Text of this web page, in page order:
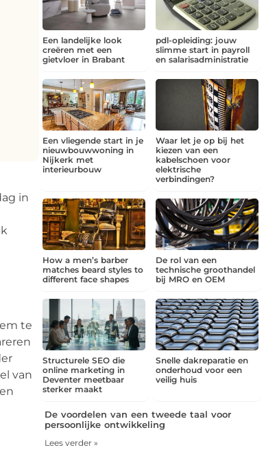
in
te
van
Een landelijke look
creëren met een
gietvloer in Brabant
pdl-opleiding: jouw
slimme start in payroll
en salarisadministratie
Een vliegende start in je
nieuwbouwwoning in
Nijkerk met
interieurbouw
Waar let je op bij het
kiezen van een
kabelschoen voor
elektrische
verbindingen?
How a men’s barber
matches beard styles to
different face shapes
De rol van een
technische groothandel
bij MRO en OEM
Structurele SEO die
online marketing in
Deventer meetbaar
sterker maakt
Snelle dakreparatie en
onderhoud voor een
veilig huis
De voordelen van een tweede taal voor
persoonlijke ontwikkeling
Lees verder »